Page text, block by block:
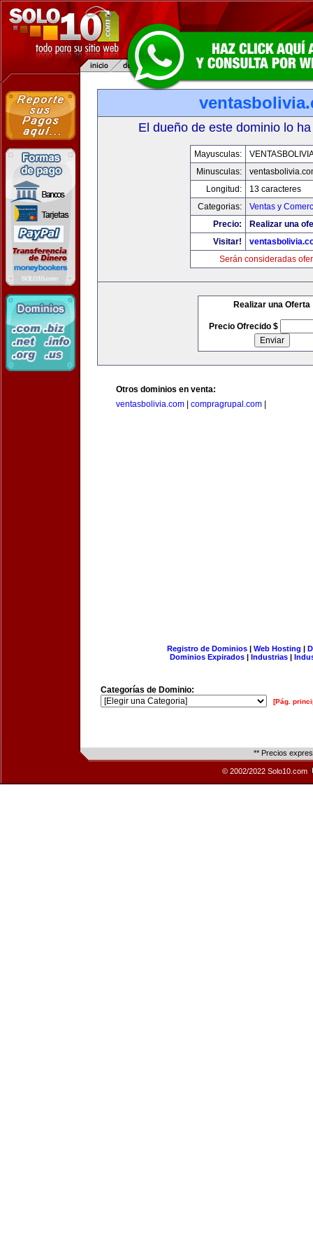
El dueño de este dominio lo
Mayusculas:
Minusculas:
Longitud:
13 caracteres
Categorias:
Ventas y
Precio:
Realizar una
Visitar!
Serán consideradas
Realizar una Oferta
Precio Ofrecido $
Otros dominios en venta:
ventasbolivia.com
compragrupal.com
Registro de Dominios| Web Hosting |
Dominios Expirados | Industrias |
Categorías de Dominio:
[Pág.
** Precios
© 2002/2022 Solo10.com